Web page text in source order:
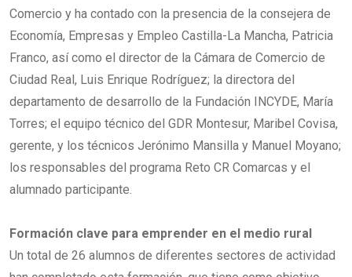
Comercio y ha contado con la presencia de la consejera de
Economía, Empresas y Empleo Castilla-La Mancha, Patricia
Franco, así como el director de la Cámara de Comercio de
Ciudad Real, Luis Enrique Rodríguez; la directora del
departamento de desarrollo de la Fundación INCYDE, María
Torres; el equipo técnico del GDR Montesur, Maribel Covisa,
gerente, y los técnicos Jerónimo Mansilla y Manuel Moyano;
los responsables del programa Reto CR Comarcas y el
alumnado participante.
Formación clave para emprender en el medio rural
Un total de 26 alumnos de diferentes sectores de actividad